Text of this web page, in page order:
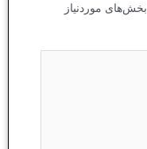
بخش‌های موردنیاز